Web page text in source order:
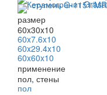
размер
60x30x10
60x7.6x10
60x29.4x10
60x60x10
применение
пол, стены
пол